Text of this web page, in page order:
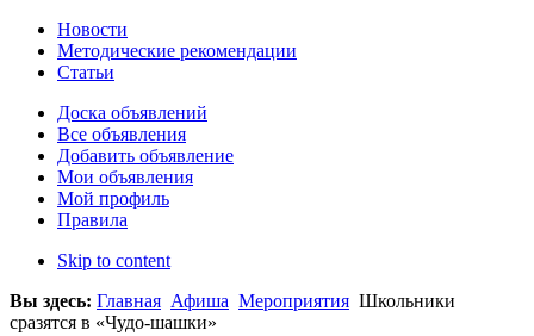
Новости
Методические рекомендации
Статьи
Доска объявлений
Все объявления
Добавить объявление
Мои объявления
Мой профиль
Правила
Skip to content
Вы здесь: Главная Афиша Мероприятия Школьники
сразятся в «Чудо-шашки»